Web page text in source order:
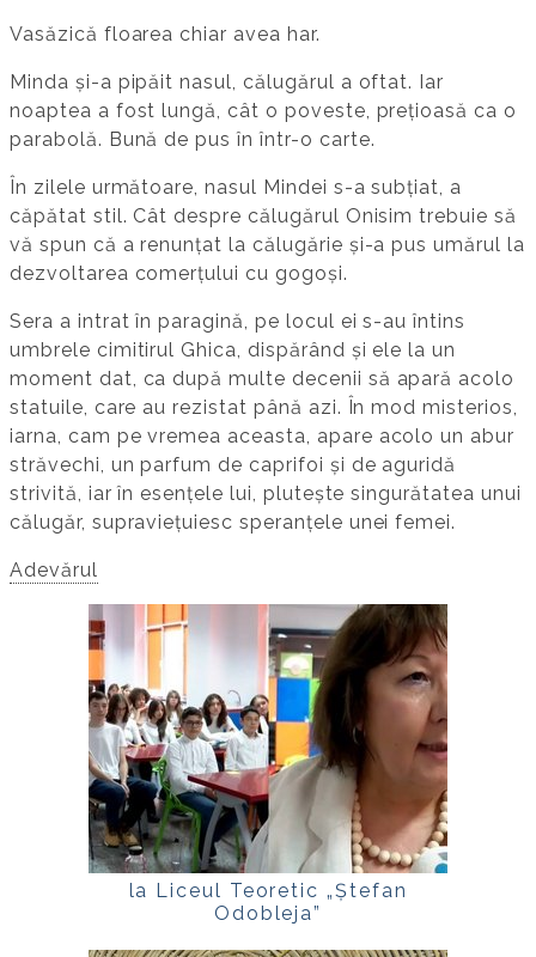
Vasăzică floarea chiar avea har.
Minda și-a pipăit nasul, călugărul a oftat. Iar
noaptea a fost lungă, cât o poveste, prețioasă ca o
parabolă. Bună de pus în într-o carte.
În zilele următoare, nasul Mindei s-a subțiat, a
căpătat stil. Cât despre călugărul Onisim trebuie să
vă spun că a renunțat la călugărie și-a pus umărul la
dezvoltarea comerțului cu gogoși.
Sera a intrat în paragină, pe locul ei s-au întins
umbrele cimitirul Ghica, dispărând și ele la un
moment dat, ca după multe decenii să apară acolo
statuile, care au rezistat până azi. În mod misterios,
iarna, cam pe vremea aceasta, apare acolo un abur
străvechi, un parfum de caprifoi și de aguridă
strivită, iar în esențele lui, plutește singurătatea unui
călugăr, supraviețuiesc speranțele unei femei.
Adevărul
la Liceul Teoretic „Ștefan
Odobleja”